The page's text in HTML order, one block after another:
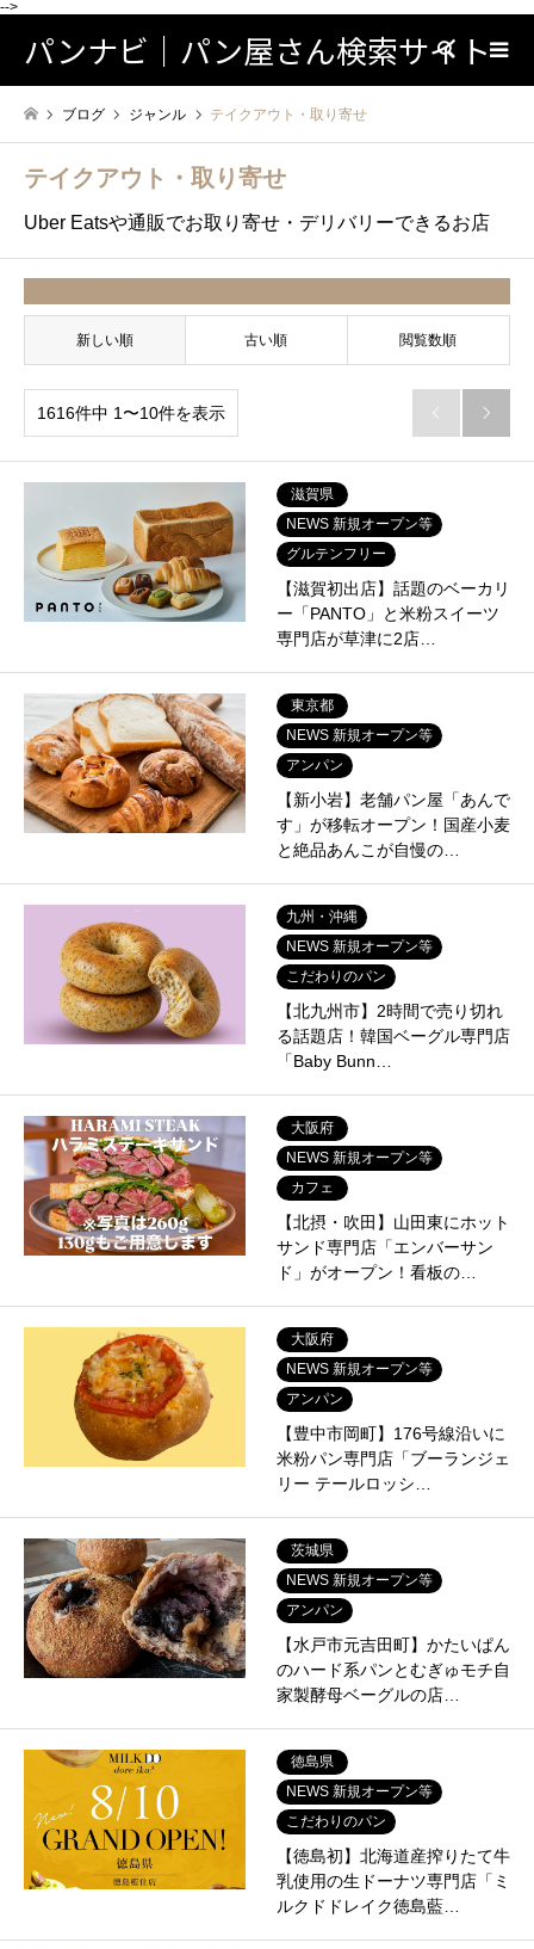
-->
パンナビ｜パン屋さん検索サイト検索
ブログ ジャンル テイクアウト・取り寄せ
テイクアウト・取り寄せ
Uber Eatsや通販でお取り寄せ・デリバリーできるお店
新しい順 古い順 閲覧数順
1616件中 1〜10件を表示  
滋賀県
NEWS 新規オープン等
グルテンフリー
【滋賀初出店】話題のベーカリ
ー「PANTO」と米粉スイーツ
専門店が草津に2店…
東京都
NEWS 新規オープン等
アンパン
【新小岩】老舗パン屋「あんで
す」が移転オープン！国産小麦
と絶品あんこが自慢の…
九州・沖縄
NEWS 新規オープン等
こだわりのパン
【北九州市】2時間で売り切れ
る話題店！韓国ベーグル専門店
「Baby Bunn…
大阪府
NEWS 新規オープン等
カフェ
【北摂・吹田】山田東にホット
サンド専門店「エンバーサン
ド」がオープン！看板の…
大阪府
NEWS 新規オープン等
アンパン
【豊中市岡町】176号線沿いに
米粉パン専門店「ブーランジェ
リー テールロッシ…
茨城県
NEWS 新規オープン等
アンパン
【水戸市元吉田町】かたいぱん
のハード系パンとむぎゅモチ自
家製酵母ベーグルの店…
徳島県
NEWS 新規オープン等
こだわりのパン
【徳島初】北海道産搾りたて牛
乳使用の生ドーナツ専門店「ミ
ルクドドレイク徳島藍…